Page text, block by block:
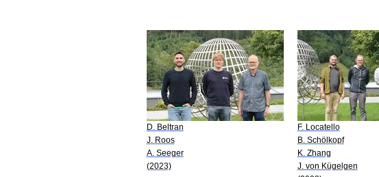
D. Beltran
J. Roos
A. Seeger
(2023)
F. Locatello
B. Schölkopf
K. Zhang
J. von Kügelgen